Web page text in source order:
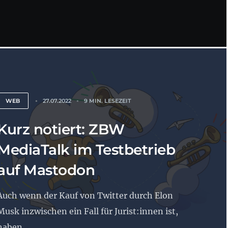
WEB 27.07.2022 9 MIN. LESEZEIT
notiert: ZBW
im Testbetrieb
Mastodon
wenn der Kauf von Twitter durch Elon
inzwischen ein Fall für Jurist:innen ist,